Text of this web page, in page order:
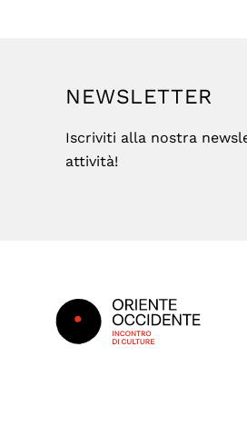
NEWSLETTER
Iscriviti alla nostra
attività!